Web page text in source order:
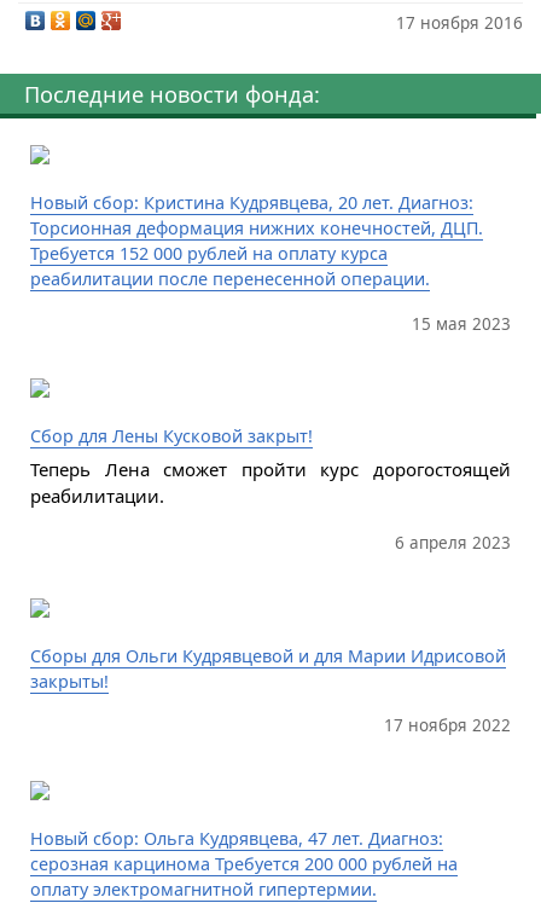
17 ноября 2016
Последние новости фонда:
Новый сбор: Кристина Кудрявцева, 20 лет. Диагноз:
Торсионная деформация нижних конечностей, ДЦП.
Требуется 152 000 рублей на оплату курса
реабилитации после перенесенной операции.
15 мая 2023
Сбор для Лены Кусковой закрыт!
Теперь Лена сможет пройти курс дорогостоящей
реабилитации.
6 апреля 2023
Сборы для Ольги Кудрявцевой и для Марии Идрисовой
закрыты!
17 ноября 2022
Новый сбор: Ольга Кудрявцева, 47 лет. Диагноз:
серозная карцинома Требуется 200 000 рублей на
оплату электромагнитной гипертермии.